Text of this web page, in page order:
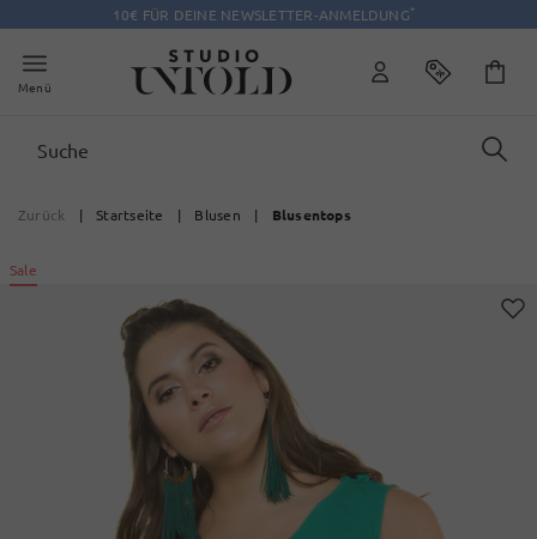
10€ FÜR DEINE NEWSLETTER-ANMELDUNG*
Menü
Zurück | Startseite | Blusen | Blusentops
Sale